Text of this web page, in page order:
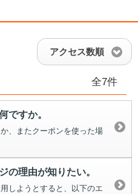
アクセス数順
全7件
ですか。
、またクーポンを使った場
の理由が知りたい。
しようとすると、以下のエ